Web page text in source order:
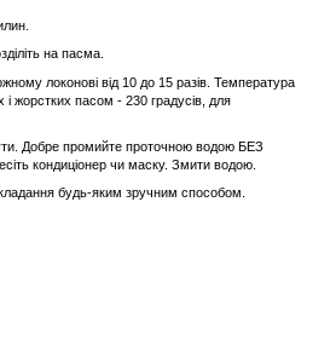
на пасма.
локонові від 10 до 15 разів. Температура
жорстких пасом - 230 градусів, для
Добре промийте проточною водою БЕЗ
кондиціонер чи маску. Змити водою.
будь-яким зручним способом.